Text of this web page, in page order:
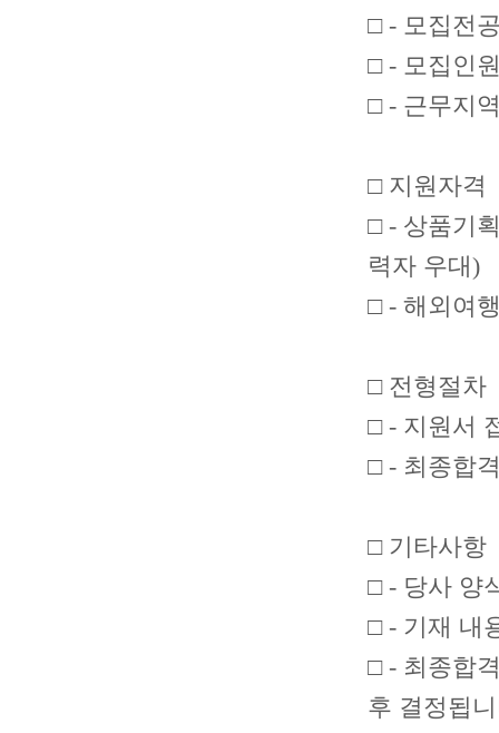
□ - 모집전
□ - 모집인
□ - 근무지
□ 지원자격
□ - 상품기
력자 우대)
□ - 해외여
□ 전형절차
□ - 지원서
□ - 최종합
□ 기타사항
□ - 당사 양
□ - 기재 내
□ - 최종합
후 결정됩